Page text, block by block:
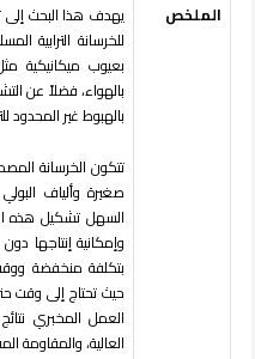
الملخص
يهدف هذا البحث إلى
للخرسانة الترابية
بعيوب ميكانيكية
بالهواء، فضلاً عن
بالهبوط غير المحدود
تتكون الخرسانة
صغيرة وألياف
السهل تشكيل هذه
وإمكانية إنتاجها
بتكلفة منخفضة
حيث تحتاج إلى وقت
العمل المخبري
العالية، والمقاومة